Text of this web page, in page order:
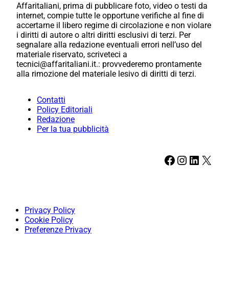
Affaritaliani, prima di pubblicare foto, video o testi da
internet, compie tutte le opportune verifiche al fine di
accertarne il libero regime di circolazione e non violare
i diritti di autore o altri diritti esclusivi di terzi. Per
segnalare alla redazione eventuali errori nell’uso del
materiale riservato, scriveteci a
tecnici@affaritaliani.it.: provvederemo prontamente
alla rimozione del materiale lesivo di diritti di terzi.
Contatti
Policy Editoriali
Redazione
Per la tua pubblicità
Facebook Instagram LinkedIn X
Privacy Policy
Cookie Policy
Preferenze Privacy